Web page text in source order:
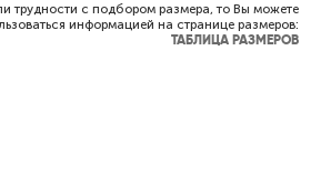
трудности с подбором размера, то Вы можете
информацией на странице размеров:
ТАБЛИЦА РАЗМЕРОВ